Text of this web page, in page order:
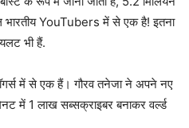
YouTubers में से एक है! इतना
भी हैं.
में से एक हैं। गौरव तनेजा ने अपने नए
में 1 लाख सब्सक्राइबर बनाकर वर्ल्ड